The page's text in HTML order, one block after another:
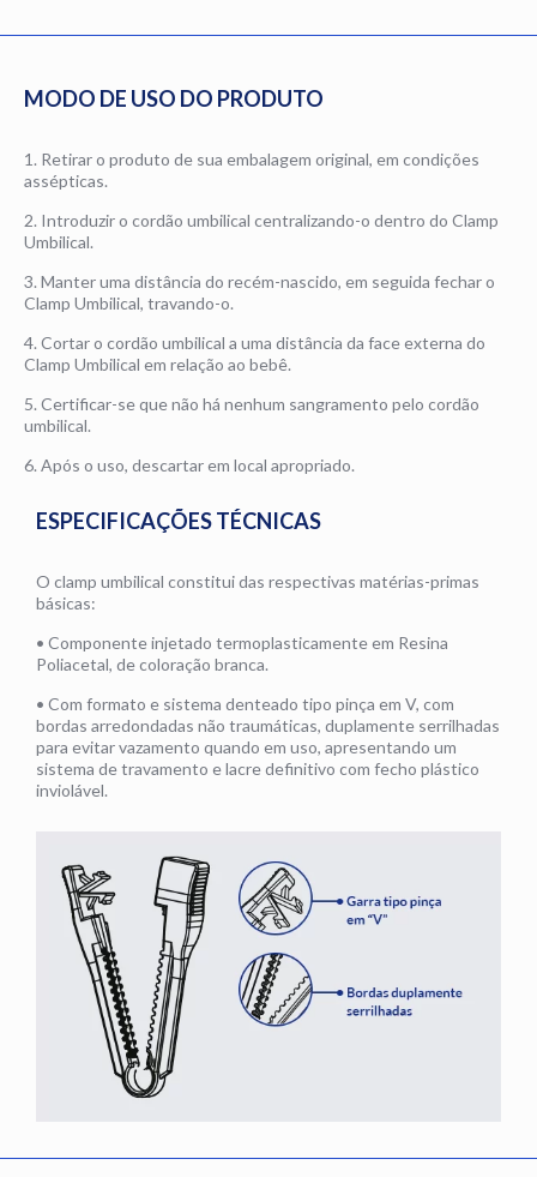
MODO DE USO DO PRODUTO
1. Retirar o produto de sua embalagem original, em condições
assépticas.
2. Introduzir o cordão umbilical centralizando-o dentro do Clamp
Umbilical.
3. Manter uma distância do recém-nascido, em seguida fechar o
Clamp Umbilical, travando-o.
4. Cortar o cordão umbilical a uma distância da face externa do
Clamp Umbilical em relação ao bebê.
5. Certificar-se que não há nenhum sangramento pelo cordão
umbilical.
6. Após o uso, descartar em local apropriado.
ESPECIFICAÇÕES TÉCNICAS
O clamp umbilical constitui das respectivas matérias-primas
básicas:
• Componente injetado termoplasticamente em Resina
Poliacetal, de coloração branca.
• Com formato e sistema denteado tipo pinça em V, com
bordas arredondadas não traumáticas, duplamente serrilhadas
para evitar vazamento quando em uso, apresentando um
sistema de travamento e lacre definitivo com fecho plástico
inviolável.